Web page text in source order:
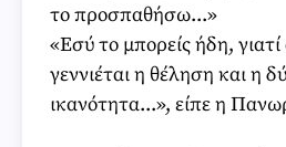
το προσπαθήσω...»
«Εσύ το μπορείς ήδη,
γεννιέται η θέληση και η
ικανότητα...», είπε η